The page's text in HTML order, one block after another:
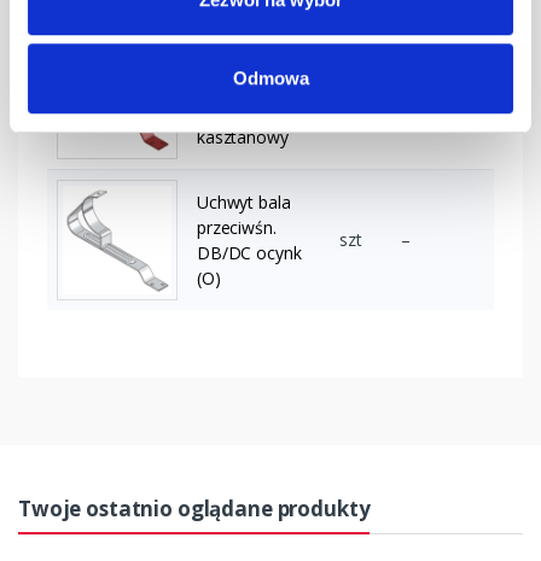
Odmowa
przeciwśn.
DB/DC
kasztanowy
Uchwyt bala
przeciwśn.
DB/DC ocynk
(O)
szt –
Twoje ostatnio oglądane produkty